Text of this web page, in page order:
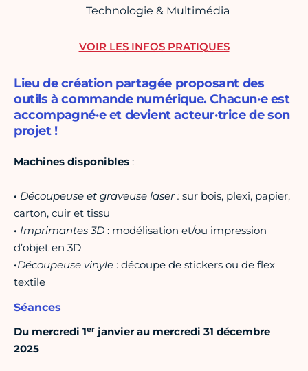
Technologie & Multimédia
Lieu de création partagée proposant des
outils à commande numérique. Chacun·e est
accompagné·e et devient acteur·trice de son
projet !
Machines disponibles :
· Découpeuse et graveuse laser : sur bois, plexi, papier,
carton, cuir et tissu
· Imprimantes 3D : modélisation et/ou impression
d’objet en 3D
·Découpeuse vinyle : découpe de stickers ou de flex
textile
Séances
Du mercredi 1er janvier au mercredi 31 décembre
2025
VOIR LES INFOS PRATIQUES